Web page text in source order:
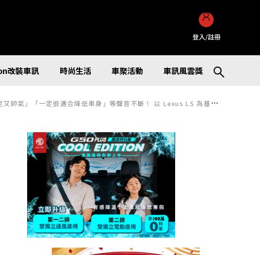
登入/註冊
改裝車訊 時尚生活 車聚活動 車訊風雲獎
斷！ 以 Lexus LS 為基礎打造、散發「高級感」氛圍的 NATS「大型房車」最新狀況又是如何呢？